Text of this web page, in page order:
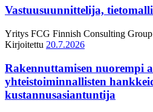
Vastuusuunnittelija,
Yritys FCG Finnish Consulting
Kirjoitettu 20.7.2026
Rakennuttamisen nuorempi
yhteistoiminnallisten
kustannusasiantuntija